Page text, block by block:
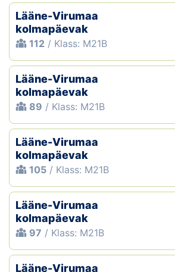
Lääne-Virumaa
kolmapäevak
112 / Klass: M21B
Lääne-Virumaa
kolmapäevak
89 / Klass: M21B
Lääne-Virumaa
kolmapäevak
105 / Klass: M21B
Lääne-Virumaa
kolmapäevak
97 / Klass: M21B
Lääne-Virumaa